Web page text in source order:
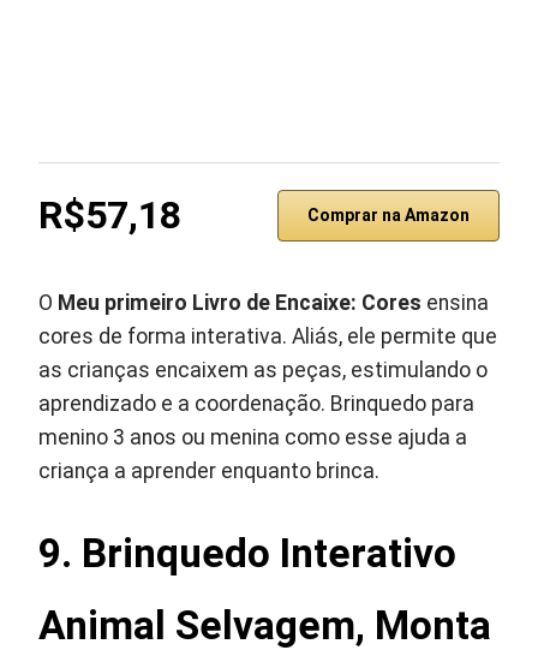
R$57,18 Comprar na Amazon
O Meu primeiro Livro de Encaixe: Cores ensina
cores de forma interativa. Aliás, ele permite que
as crianças encaixem as peças, estimulando o
aprendizado e a coordenação. Brinquedo para
menino 3 anos ou menina como esse ajuda a
criança a aprender enquanto brinca.
9. Brinquedo Interativo
Animal Selvagem, Monta